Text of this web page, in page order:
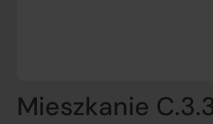
Mieszkanie